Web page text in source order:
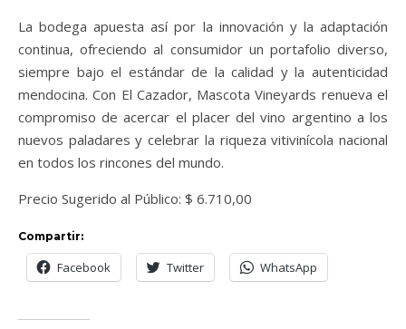
La bodega apuesta así por la innovación y la adaptación
continua, ofreciendo al consumidor un portafolio diverso,
siempre bajo el estándar de la calidad y la autenticidad
mendocina. Con El Cazador, Mascota Vineyards renueva el
compromiso de acercar el placer del vino argentino a los
nuevos paladares y celebrar la riqueza vitivinícola nacional
en todos los rincones del mundo.
Precio Sugerido al Público: $ 6.710,00
Compartir:
Facebook Twitter WhatsApp